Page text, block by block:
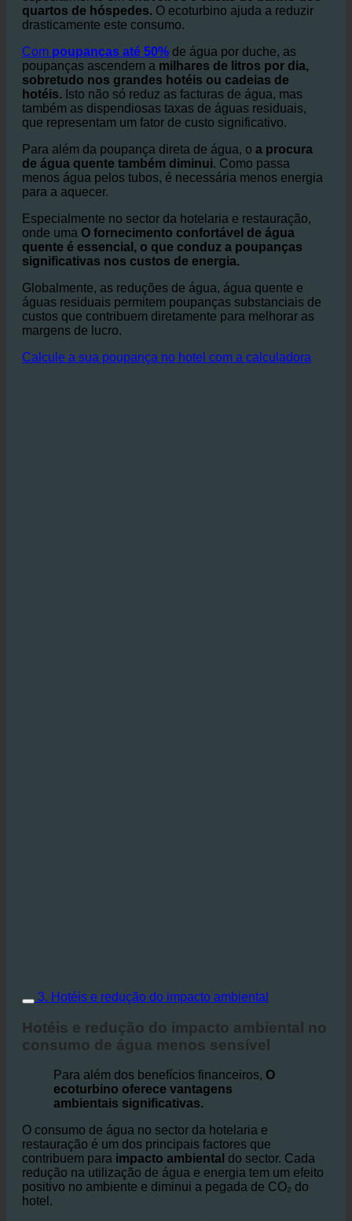
Os hotéis têm um enorme consumo de água,
especialmente em chuveiros e casas de banho dos
quartos de hóspedes.O ecoturbino ajuda a reduzir
drasticamente este consumo.
Compoupanças até 50%de água por duche, as
poupanças ascendem amilhares de litros por dia,
sobretudo nos grandes hotéis ou cadeias de
hotéis.Isto não só reduz as facturas de água, mas
também as dispendiosas taxas de águas residuais,
que representam um fator de custo significativo.
Para além da poupança direta de água, oa procura
de água quente também diminui
menos água pelos tubos, é necessária menos energia
para a aquecer.
Especialmente no sector da hotelaria e restauração,
onde umaO fornecimento confortável de água
quente é essencial, o que conduz a poupanças
significativas nos custos de energia.
Globalmente, as reduções de água, água quente e
águas residuais permitem poupanças substanciais de
custos que contribuem diretamente para melhorar as
margens de lucro.
3. Hotéis e redução do impacto ambiental
consumo de água menos sensível
Para além dos benefícios financeiros,
ecoturbino oferece vantagens
ambientais significativas.
O consumo de água no sector da hotelaria e
restauração é um dos principais factores que
contribuem paraimpacto ambientaldo sector. Cada
redução na utilização de água e energia tem um efeito